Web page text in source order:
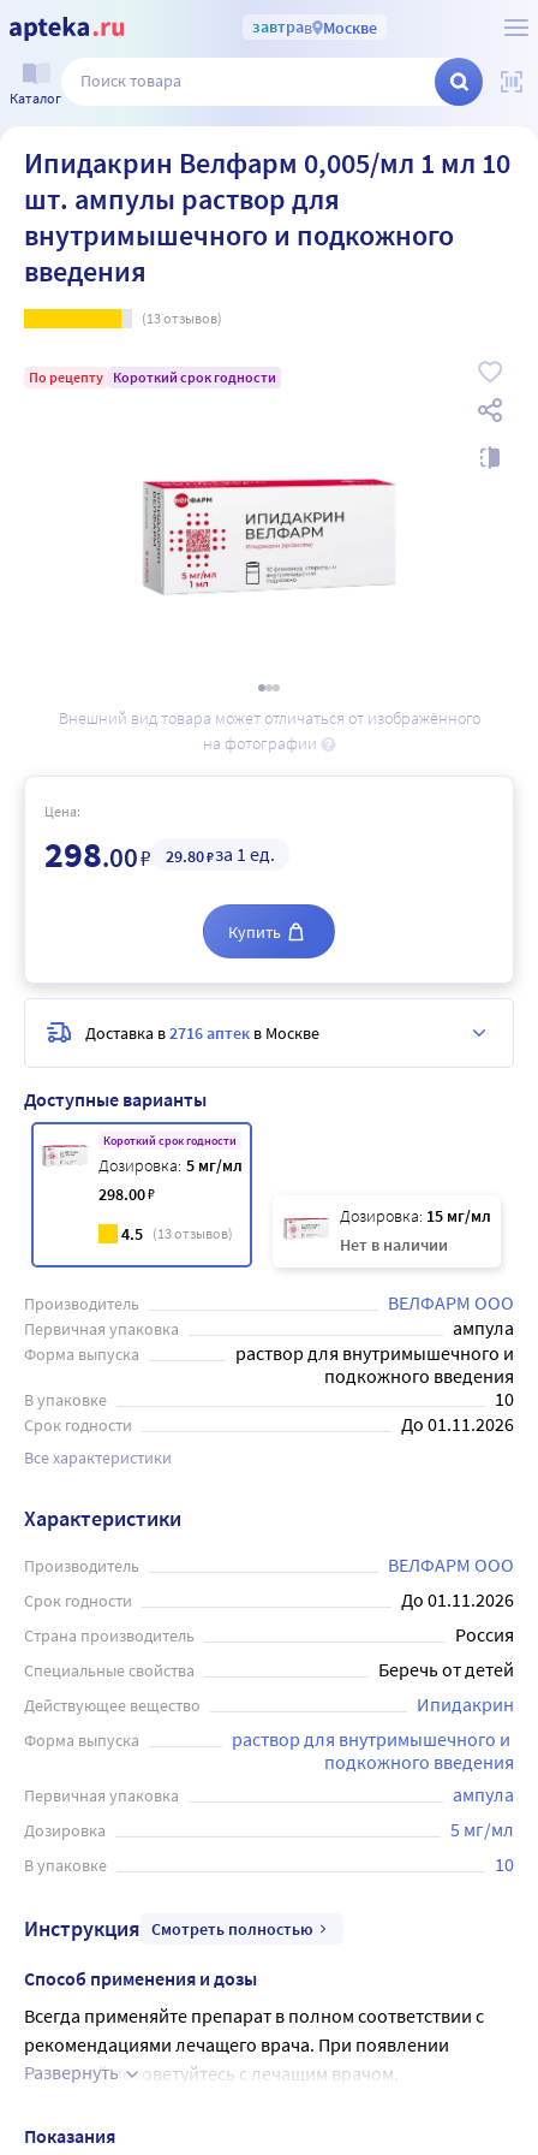
завтрав Москве
Каталог
Ипидакрин Велфарм 0,005/мл 1 мл 10
шт. ампулы раствор для
внутримышечного и подкожного
введения
(13отзывов)
По рецепту Короткий срок годности
Внешний вид товара может отличаться от изображённого
на фотографии
Доступные варианты
Короткий срок годности
Дозировка: 5 мг/мл
298.00₽
4.5 (13отзывов)
Дозировка: 15 мг/мл
Нет в наличии
Производитель ВЕЛФАРМ ООО
Первичная упаковка ампула
Форма выпуска
раствор для внутримышечного и
подкожного введения
В упаковке 10
Срок годности До 01.11.2026
Все характеристики
Цена:
298.00₽ 29.80₽за 1 ед.
Купить
Доставка в2716 аптек в Москве
Характеристики
Производитель ВЕЛФАРМ ООО
Срок годности До 01.11.2026
Страна производитель Россия
Специальные свойства Беречь от детей
Действующее вещество Ипидакрин
Форма выпуска
раствор для внутримышечного и
подкожного введения
Первичная упаковка ампула
Дозировка 5 мг/мл
В упаковке 10
Инструкция Смотреть полностью
Способ применения и дозы
Всегда применяйте препарат в полном соответствии с
рекомендациями лечащего врача. При появлении
сомнений посоветуйтесь с лечащим врачом.
Доза препарата и продолжительность лечения зависят
Развернуть
Показания